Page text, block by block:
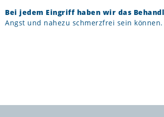
Bei jedem Eingriff haben wir das
Angst und nahezu schmerzfrei sein